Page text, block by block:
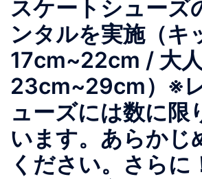
スケートシューズ
ンタルを実施（キ
17cm~22cm / 大人
23cm~29cm）※
ューズには数に限
います。あらかじ
ください。さらに